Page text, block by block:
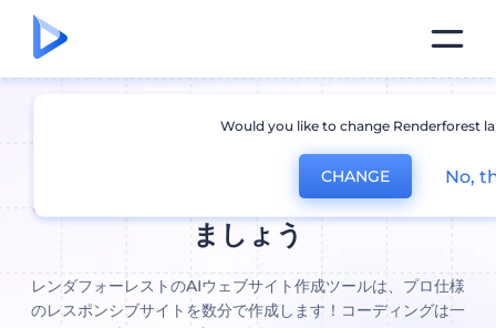
AIウェブサイト作成ツール。: これ
まで以上に速くウェブサイトを作り
ましょう
レンダフォーレストのAIウェブサイト作成ツールは、プロ仕様
のレスポンシブサイトを数分で作成します！コーディングは一
Would you like to change Renderforest
CHANGE No,